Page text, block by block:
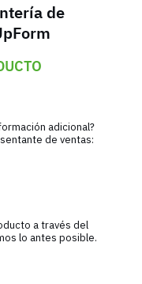
de
adicional?
de ventas:
a través del
lo antes posible.